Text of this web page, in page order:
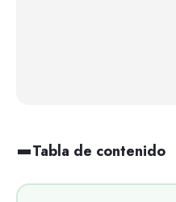
Tabla de contenido